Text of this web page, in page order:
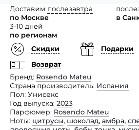
Доставим послезавтра
по Москве
в
3-10 дней
по регионам
Скидки
Подарки
Возврат
Бренд Rosendo Mateu
Страна производитель Испания
Пол Унисекс
Год выпуска 2023
Парфюмер Rosendo Mateu
Ноты цитрусы, шоколад, амбра,